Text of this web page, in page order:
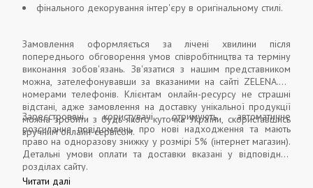
фінального декорування інтер'єру в оригінальному стилі.
Замовлення оформляється за лічені хвилини після
попереднього обговорення умов співробітництва та терміну
виконання зобов'язань. Зв'язатися з нашим представником
можна, зателефонувавши за вказаними на сайті ZELENA.UA
номерами телефонів. Клієнтам онлайн-ресурсу не страшні
відстані, адже замовлення на доставку унікальної продукції
можна зробити з будь-якого куточка України, скориставшись
зручним онлайн-сервісом.
Зареєстровані користувачі отримують автоматичне
розсилання повідомлень про нові надходження та мають
право на одноразову знижку у розмірі 5% (інтернет магазин).
Детальні умови оплати та доставки вказані у відповідних
розділах сайту.
Читати далі